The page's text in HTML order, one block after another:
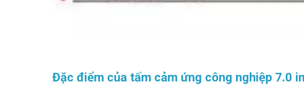
Đặc điểm của tấm cảm ứng công nghiệp 7.0